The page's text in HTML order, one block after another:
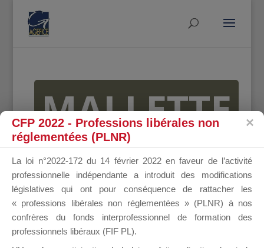
MALLETTE
DU
DIRIGEANT
CFP 2022 - Professions libérales non
réglementées (PLNR)
La loi n°2022-172 du 14 février 2022 en faveur de l’activité
professionnelle indépendante a introduit des modifications
législatives qui ont pour conséquence de rattacher les
« professions libérales non réglementées » (PLNR) à nos
confrères du fonds interprofessionnel de formation des
professionnels libéraux (FIF PL).